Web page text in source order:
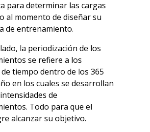
para determinar las cargas
al momento de diseñar su
de entrenamiento.
la periodización de los
se refiere a los
tiempo dentro de los 365
en los cuales se desarrollan
de
Todo para que el
alcanzar su objetivo.